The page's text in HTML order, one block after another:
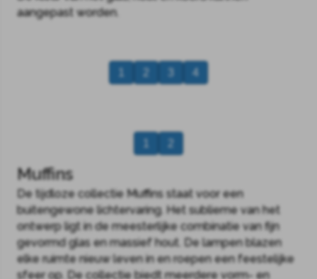
aangepast worden.
4
Muffins
De tijdloze collectie Muffins staat voor een
buitengewone lichtervaring. Het sublieme van het
ontwerp ligt in de meesterlijke combinatie van fijn
gevormd glas en massief hout. De lampen blazen
elke ruimte nieuw leven in en roepen een feestelijke
sfeer op. De collectie biedt meerdere vorm- en